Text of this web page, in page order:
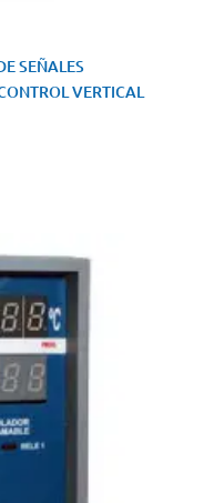
SEÑALES
VERTICAL